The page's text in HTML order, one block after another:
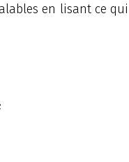
en lisant ce qui